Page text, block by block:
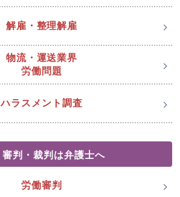
解雇・整理解雇
物流・運送業界
労働問題
ハラスメント調査
審判・裁判は弁護士へ
労働審判